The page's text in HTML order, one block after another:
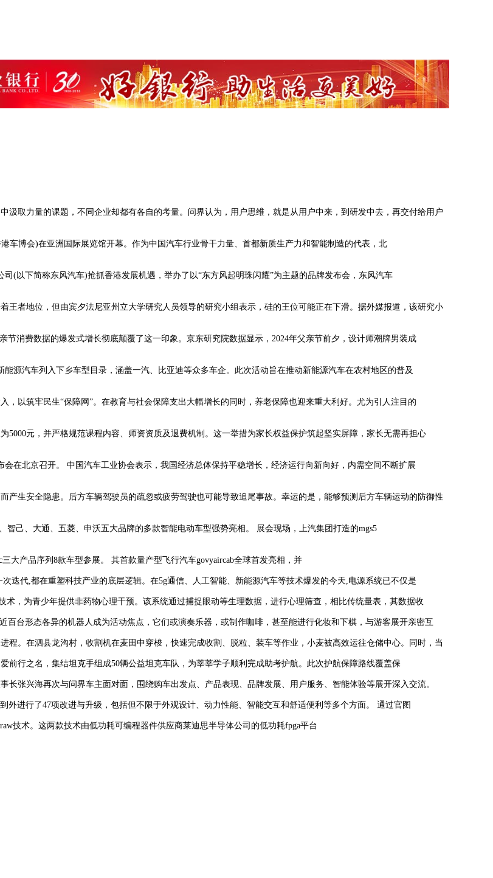
汲取力量的课题，不同企业却都有各自的考量。问界认为，用户思维，就是从用户中来，到研发中去，再交付给用户
车博会)在亚洲国际展览馆开幕。作为中国汽车行业骨干力量、首都新质生产力和智能制造的代表，北
(以下简称东风汽车)抢抓香港发展机遇，举办了以“东方风起明珠闪耀”为主题的品牌发布会，东风汽车
王者地位，但由宾夕法尼亚州立大学研究人员领导的研究小组表示，硅的王位可能正在下滑。据外媒报道，该研究小
消费数据的爆发式增长彻底颠覆了这一印象。京东研究院数据显示，2024年父亲节前夕，设计师潮牌男装成
源汽车列入下乡车型目录，涵盖一汽、比亚迪等众多车企。此次活动旨在推动新能源汽车在农村地区的普及
，以筑牢民生“保障网”。在教育与社会保障支出大幅增长的同时，养老保障也迎来重大利好。尤为引人注目的
元，并严格规范课程内容、师资资质及退费机制。这一举措为家长权益保护筑起坚实屏障，家长无需再担心
在北京召开。 中国汽车工业协会表示，我国经济总体保持平稳增长，经济运行向新向好，内需空间不断扩展
产生安全隐患。后方车辆驾驶员的疏忽或疲劳驾驶也可能导致追尾事故。幸运的是，能够预测后方车辆运动的防御性
智己、大通、五菱、申沃五大品牌的多款智能电动车型强势亮相。 展会现场，上汽集团打造的mgs5
大产品序列8款车型参展。 其首款量产型飞行汽车govyaircab全球首发亮相，并
迭代,都在重塑科技产业的底层逻辑。在5g通信、人工智能、新能源汽车等技术爆发的今天,电源系统已不仅是
，为青少年提供非药物心理干预。该系统通过捕捉眼动等生理数据，进行心理筛查，相比传统量表，其数据收
百台形态各异的机器人成为活动焦点，它们或演奏乐器，或制作咖啡，甚至能进行化妆和下棋，与游客展开亲密互
程。在泗县龙沟村，收割机在麦田中穿梭，快速完成收割、脱粒、装车等作业，小麦被高效运往仓储中心。同时，当
前行之名，集结坦克手组成50辆公益坦克车队，为莘莘学子顺利完成助考护航。此次护航保障路线覆盖保
张兴海再次与问界车主面对面，围绕购车出发点、产品表现、品牌发展、用户服务、智能体验等展开深入交流。
进行了47项改进与升级，包括但不限于外观设计、动力性能、智能交互和舒适便利等多个方面。 通过官图
技术。这两款技术由低功耗可编程器件供应商莱迪思半导体公司的低功耗fpga平台